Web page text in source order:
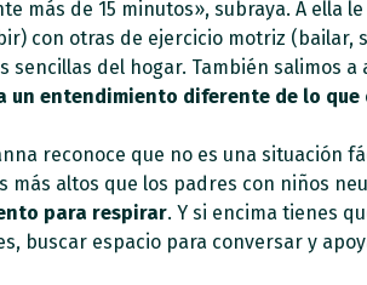
más de 15 minutos», subraya. A
con otras de ejercicio motriz (bailar,
sencillas del hogar. También salimos
un entendimiento diferente de lo que
reconoce que no es una situación
más altos que los padres con niños
para respirar. Y si encima tienes
buscar espacio para conversar y